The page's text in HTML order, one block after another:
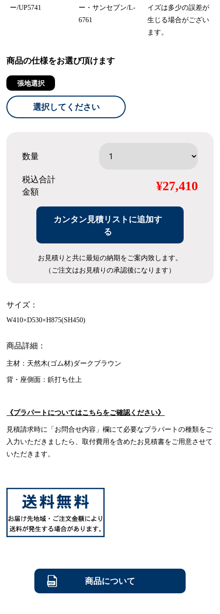
ー/UP5741
ー・サンセブン/L-
6761
イズは多少の誤差が
生じる場合がござい
ます。
商品の仕様をお選び頂けます
張地選択
選択してください
数量
税込合計
金額
¥27,410
カンタン見積リストに追加す
る
お見積りと共に最短の納期をご案内致します。
（ご注文はお見積りの承認後になります）
サイズ：
W410×D530×H875(SH450)
商品詳細：
主材：天然木(ゴム材)ダークブラウン
背・座側面：鋲打ち仕上
《プラパートについてはこちらをご確認ください》
見積請求時に「お問合せ内容」欄にて必要なプラパートの種類をご
入力いただきましたら、取付費用を含めたお見積書をご用意させて
いただきます。
商品について